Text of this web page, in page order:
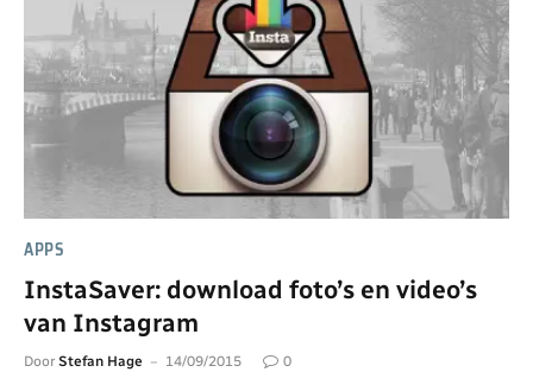
APPS
InstaSaver: download foto’s en video’s
van Instagram
Door Stefan Hage 14/09/2015 0